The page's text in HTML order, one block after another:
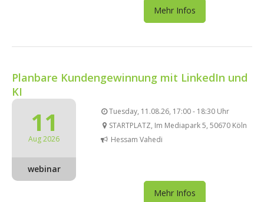
Mehr Infos
Planbare Kundengewinnung mit LinkedIn und
KI
11
Aug 2026
webinar
Tuesday, 11.08.26, 17:00 - 18:30 Uhr
STARTPLATZ, Im Mediapark 5, 50670 Köln
Hessam Vahedi
Mehr Infos